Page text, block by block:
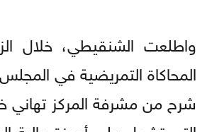
واطلعت الشنقيطي، خلال
المحاكاة التمريضية في
شرح من مشرفة المركز تهاني